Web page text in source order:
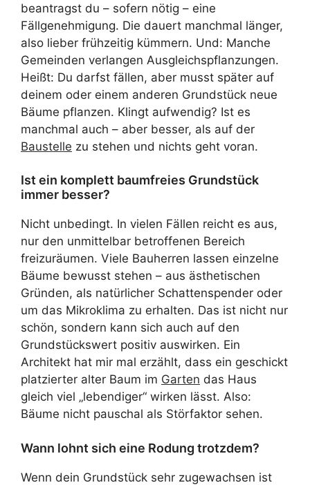
beantragst du – sofern nötig – eine
Fällgenehmigung. Die dauert manchmal länger,
also lieber frühzeitig kümmern. Und: Manche
Gemeinden verlangen Ausgleichspflanzungen.
Heißt: Du darfst fällen, aber musst später auf
deinem oder einem anderen Grundstück neue
Bäume pflanzen. Klingt aufwendig? Ist es
manchmal auch – aber besser, als auf der
Baustelle zu stehen und nichts geht voran.
Ist ein komplett baumfreies Grundstück
immer besser?
Nicht unbedingt. In vielen Fällen reicht es aus,
nur den unmittelbar betroffenen Bereich
freizuräumen. Viele Bauherren lassen einzelne
Bäume bewusst stehen – aus ästhetischen
Gründen, als natürlicher Schattenspender oder
um das Mikroklima zu erhalten. Das ist nicht nur
schön, sondern kann sich auch auf den
Grundstückswert positiv auswirken. Ein
Architekt hat mir mal erzählt, dass ein geschickt
platzierter alter Baum im Garten das Haus
gleich viel „lebendiger“ wirken lässt. Also:
Bäume nicht pauschal als Störfaktor sehen.
Wann lohnt sich eine Rodung trotzdem?
Wenn dein Grundstück sehr zugewachsen ist